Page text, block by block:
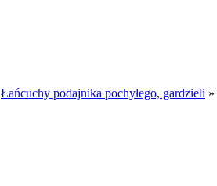
Łańcuchy podajnika pochyłego, gardzieli »